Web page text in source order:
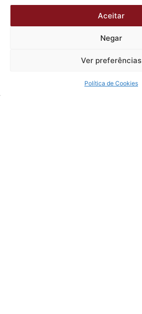
Aceitar
Negar
Ver preferências
Política de Cookies
mercado de trabalho.